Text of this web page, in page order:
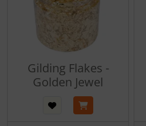
Gilding Flakes -
Golden Jewel